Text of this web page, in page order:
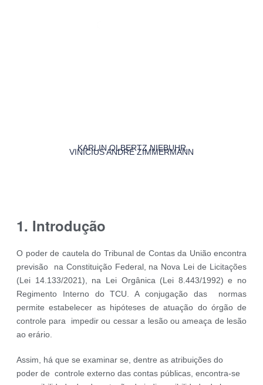
KARLIN OLBERTZ NIEBUHR
VINÍCIUS ANDRÉ ZIMMERMANN
1. Introdução
O poder de cautela do Tribunal de Contas da União encontra
previsão na Constituição Federal, na Nova Lei de Licitações
(Lei 14.133/2021), na Lei Orgânica (Lei 8.443/1992) e no
Regimento Interno do TCU. A conjugação das normas
permite estabelecer as hipóteses de atuação do órgão de
controle para impedir ou cessar a lesão ou ameaça de lesão
ao erário.
Assim, há que se examinar se, dentre as atribuições do
poder de controle externo das contas públicas, encontra-se